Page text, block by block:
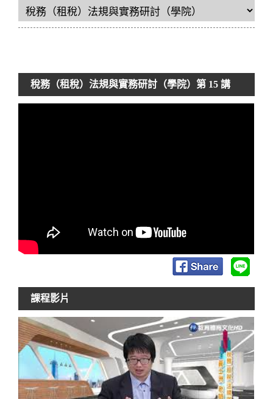
稅務（租稅）法規與實務研討（學院）第 15 講
課程影片